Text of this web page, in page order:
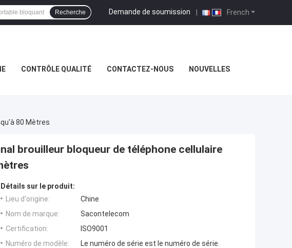
French
Demande de soumission |
Recherche
CONTRÔLE QUALITÉ CONTACTEZ-NOUS NOUVELLES
80 Mètres
brouilleur bloqueur de téléphone cellulaire
Détails sur le produit:
Lieu d'origine:
Chine
Nom de marque:
Sacontelecom
Certification:
ISO9001
Numéro de modèle:
Le numéro de série est le numéro de série.